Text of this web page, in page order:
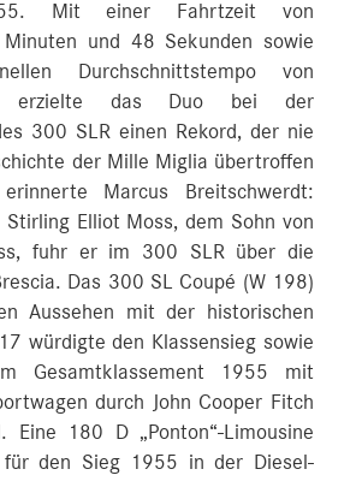
Mit einer Fahrtzeit von
und 48 Sekunden sowie
Durchschnittstempo von
erzielte das Duo bei der
300 SLR einen Rekord, der nie
der Mille Miglia übertroffen
Marcus Breitschwerdt:
Stirling Elliot Moss, dem Sohn von
fuhr er im 300 SLR über die
Das 300 SL Coupé (W 198)
Aussehen mit der historischen
würdigte den Klassensieg sowie
Gesamtklassement 1955 mit
durch John Cooper Fitch
Eine 180 D „Ponton“-Limousine
den Sieg 1955 in der Diesel-